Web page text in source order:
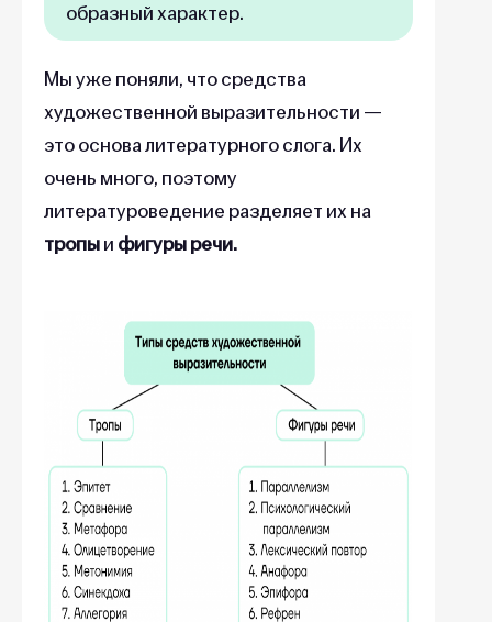
образный характер.
Мы уже поняли, что средства
художественной выразительности —
это основа литературного слога. Их
очень много, поэтому
литературоведение разделяет их на
тропыи фигуры речи.